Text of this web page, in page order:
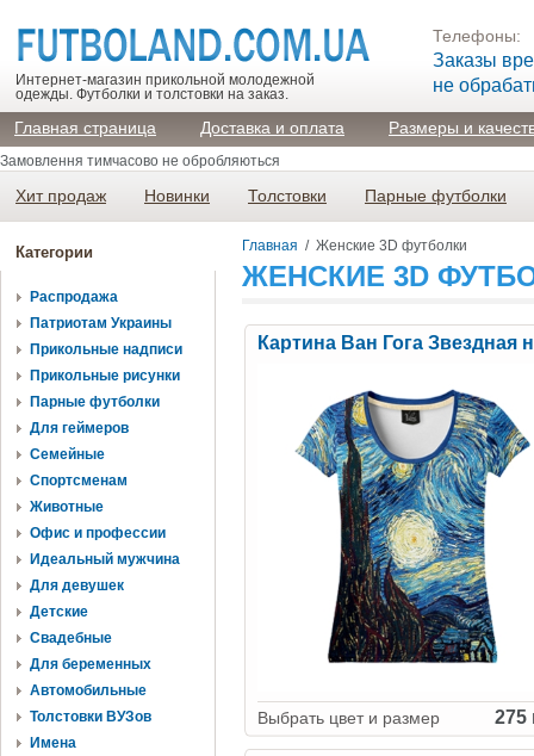
Интернет-магазин прикольной молодежной
одежды. Футболки и толстовки на заказ.
Телефоны:
Заказы
не
Главная страница Доставка и оплата Размеры и
Замовлення тимчасово не обробляються
Хит продаж Новинки Толстовки Парные футболки
Категории
Распродажа
Патриотам Украины
Прикольные надписи
Прикольные рисунки
Парные футболки
Для геймеров
Семейные
Спортсменам
Животные
Офис и профессии
Идеальный мужчина
Для девушек
Детские
Свадебные
Для беременных
Автомобильные
Толстовки ВУЗов
Имена
Главная / Женские 3D футболки
ЖЕНСКИЕ 3D
Картина Ван Гога Звездная
Выбрать цвет и размер 275